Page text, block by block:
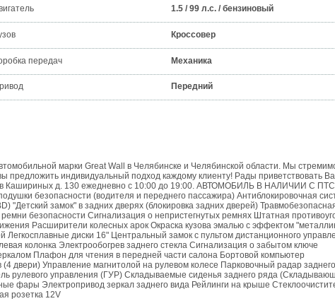
1.5 / 99 л.с. / бензиновый
Кроссовер
передач Механика
Передний
марки Great Wall в Челябинске и Челябинской области. Мы
предложить индивидуальный подход каждому клиенту! Рады приветствовать
Кашириных д. 130 ежедневно с 10:00 до 19:00. АВТОМОБИЛЬ В НАЛИЧИИ С
безопасности (водителя и переднего пассажира) Антиблокировочная
"Детский замок" в задних дверях (блокировка задних дверей)
безопасности Сигнализация о непристегнутых ремнях Штатная
Расширители колесных арок Окраска кузова эмалью с эффектом
Легкосплавные диски 16" Центральный замок c пультом дистанционного
колонка Электрообогрев заднего стекла Сигнализация о забытом ключе
Плафон для чтения в передней части салона Бортовой компьютер
двери) Управление магнитолой на рулевом колесе Парковочный радар
рулевого управления (ГУР) Складываемые сиденья заднего ряда
фары Электропривод зеркал заднего вида Рейлинги на крыше
розетка 12V